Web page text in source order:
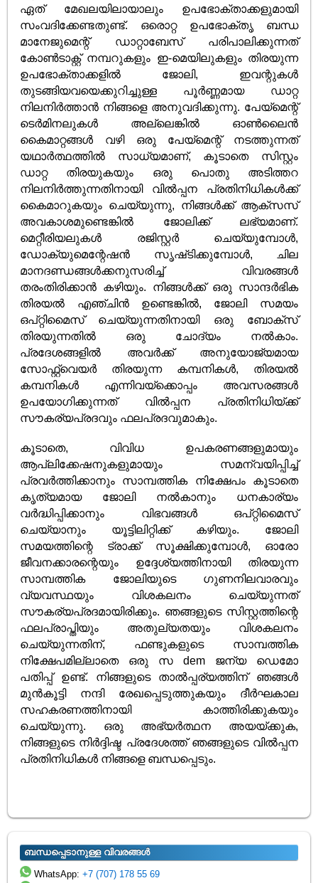
ഏത് മേഖലയിലായാലും ഉപഭോക്താക്കളുമായി
സംവദിക്കേണ്ടതുണ്ട്. ഒരൊറ്റ ഉപഭോക്തൃ ബന്ധ
മാനേജുമെന്റ് ഡാറ്റാബേസ് പരിപാലിക്കുന്നത്
കോൺടാക്റ്റ് നമ്പറുകളും ഇ-മെയിലുകളും തിരയുന്ന
ഉപഭോക്താക്കളിൽ ജോലി, ഇവന്റുകൾ
തുടങ്ങിയവയെക്കുറിച്ചുള്ള പൂർണ്ണമായ ഡാറ്റ
നിലനിർത്താൻ നിങ്ങളെ അനുവദിക്കുന്നു. പേയ്‌മെന്റ്
ടെർമിനലുകൾ അല്ലെങ്കിൽ ഓൺലൈൻ
കൈമാറ്റങ്ങൾ വഴി ഒരു പേയ്‌മെന്റ് നടത്തുന്നത്
യഥാർത്ഥത്തിൽ സാധ്യമാണ്, കൂടാതെ സിസ്റ്റം
ഡാറ്റ തിരയുകയും ഒരു പൊതു അടിത്തറ
നിലനിർത്തുന്നതിനായി വിൽപ്പന പ്രതിനിധികൾക്ക്
കൈമാറുകയും ചെയ്യുന്നു, നിങ്ങൾക്ക് ആക്‌സസ്
അവകാശമുണ്ടെങ്കിൽ ജോലിക്ക് ലഭ്യമാണ്.
മെറ്റീരിയലുകൾ‌ രജിസ്റ്റർ‌ ചെയ്യുമ്പോൾ‌,
ഡോക്യുമെന്റേഷൻ‌ സൃഷ്‌ടിക്കുമ്പോൾ‌, ചില
മാനദണ്ഡങ്ങൾ‌ക്കനുസരിച്ച് വിവരങ്ങൾ‌
തരംതിരിക്കാൻ‌ കഴിയും. നിങ്ങൾക്ക് ഒരു സാന്ദർഭിക
തിരയൽ എഞ്ചിൻ ഉണ്ടെങ്കിൽ, ജോലി സമയം
ഒപ്റ്റിമൈസ് ചെയ്യുന്നതിനായി ഒരു ബോക്സ്
തിരയുന്നതിൽ ഒരു ചോദ്യം നൽകാം.
പ്രദേശങ്ങളിൽ അവർക്ക് അനുയോജ്യമായ
സോഫ്റ്റ്വെയർ തിരയുന്ന കമ്പനികൾ, തിരയൽ
കമ്പനികൾ എന്നിവയ്ക്കൊപ്പം അവസരങ്ങൾ
ഉപയോഗിക്കുന്നത് വിൽപ്പന പ്രതിനിധിയ്ക്ക്
സൗകര്യപ്രദവും ഫലപ്രദവുമാകും.
കൂടാതെ, വിവിധ ഉപകരണങ്ങളുമായും
ആപ്ലിക്കേഷനുകളുമായും സമന്വയിപ്പിച്ച്
പ്രവർത്തിക്കാനും സാമ്പത്തിക നിക്ഷേപം കൂടാതെ
കൃത്യമായ ജോലി നൽകാനും ധനകാര്യം
വർദ്ധിപ്പിക്കാനും വിഭവങ്ങൾ ഒപ്റ്റിമൈസ്
ചെയ്യാനും യൂട്ടിലിറ്റിക്ക് കഴിയും. ജോലി
സമയത്തിന്റെ ട്രാക്ക് സൂക്ഷിക്കുമ്പോൾ, ഓരോ
ജീവനക്കാരന്റെയും ഉദ്ദേശ്യത്തിനായി തിരയുന്ന
സാമ്പത്തിക ജോലിയുടെ ഗുണനിലവാരവും
വ്യവസ്ഥയും വിശകലനം ചെയ്യുന്നത്
സൗകര്യപ്രദമായിരിക്കും. ഞങ്ങളുടെ സിസ്റ്റത്തിന്റെ
ഫലപ്രാപ്തിയും അതുല്യതയും വിശകലനം
ചെയ്യുന്നതിന്, ഫണ്ടുകളുടെ സാമ്പത്തിക
നിക്ഷേപമില്ലാതെ ഒരു സ dem ജന്യ ഡെമോ
പതിപ്പ് ഉണ്ട്. നിങ്ങളുടെ താൽപ്പര്യത്തിന് ഞങ്ങൾ
മുൻ‌കൂട്ടി നന്ദി രേഖപ്പെടുത്തുകയും ദീർഘകാല
സഹകരണത്തിനായി കാത്തിരിക്കുകയും
ചെയ്യുന്നു. ഒരു അഭ്യർത്ഥന അയയ്‌ക്കുക,
നിങ്ങളുടെ നിർദ്ദിഷ്ട പ്രദേശത്ത് ഞങ്ങളുടെ വിൽപ്പന
പ്രതിനിധികൾ നിങ്ങളെ ബന്ധപ്പെടും.
ബന്ധപ്പെടാനുള്ള വിവരങ്ങൾ
WhatsApp:+7 (707) 178 55 69